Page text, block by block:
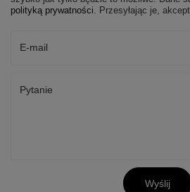
polityką prywatności. Przesyłając je,
E-mail
Pytanie
Wyślij